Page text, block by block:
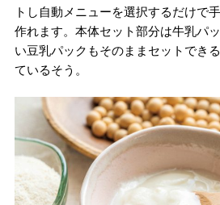
トし自動メニューを選択するだけで
作れます。本体セット部分は牛乳パ
い豆乳パックもそのままセットでき
ているそう。